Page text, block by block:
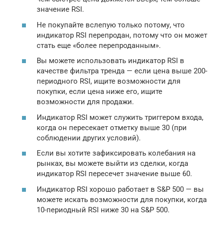
значение RSI.
Не покупайте вслепую только потому, что
индикатор RSI перепродан, потому что он может
стать еще «более перепроданным».
Вы можете использовать индикатор RSI в
качестве фильтра тренда — если цена выше 200-
периодного RSI, ищите возможности для
покупки, если цена ниже его, ищите
возможности для продажи.
Индикатор RSI может служить триггером входа,
когда он пересекает отметку выше 30 (при
соблюдении других условий).
Если вы хотите зафиксировать колебания на
рынках, вы можете выйти из сделки, когда
индикатор RSI пересечет значение выше 60.
Индикатор RSI хорошо работает в S&P 500 — вы
можете искать возможности для покупки, когда
10-периодный RSI ниже 30 на S&P 500.